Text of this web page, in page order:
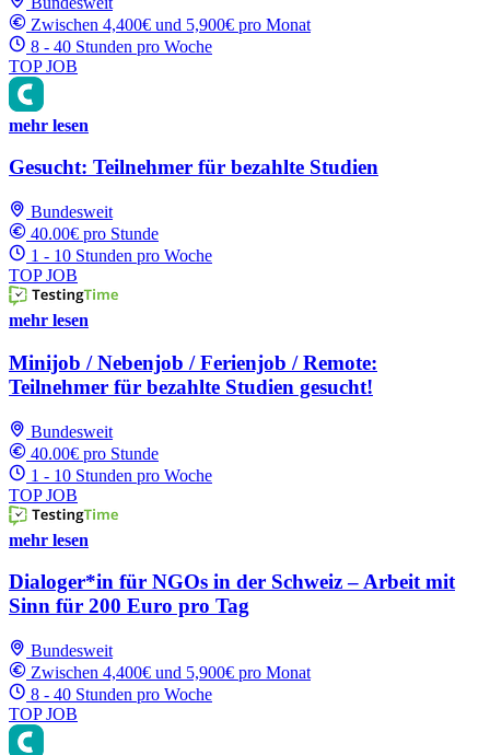
Zwischen 4,400€ und 5,900€ pro Monat
8 - 40 Stunden pro Woche
TOP JOB
mehr lesen
Gesucht: Teilnehmer für bezahlte Studien
Bundesweit
40.00€ pro Stunde
1 - 10 Stunden pro Woche
TOP JOB
mehr lesen
Minijob / Nebenjob / Ferienjob / Remote:
Teilnehmer für bezahlte Studien gesucht!
Bundesweit
40.00€ pro Stunde
1 - 10 Stunden pro Woche
TOP JOB
mehr lesen
Dialoger*in für NGOs in der Schweiz – Arbeit mit
Sinn für 200 Euro pro Tag
Bundesweit
Zwischen 4,400€ und 5,900€ pro Monat
8 - 40 Stunden pro Woche
TOP JOB